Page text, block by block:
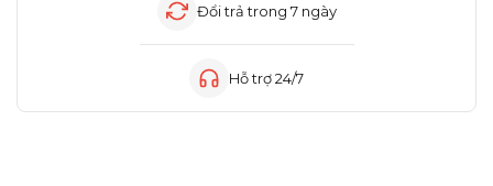
Đổi trả trong 7 ngày
Hỗ trợ 24/7